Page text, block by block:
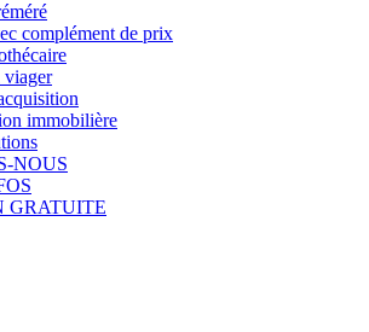
complément de prix
viager
immobilière
NOUS
GRATUITE